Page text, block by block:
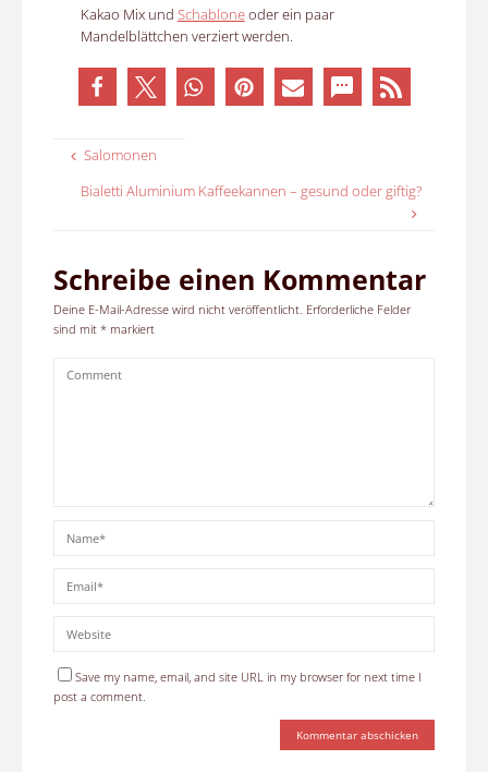
Kakao Mix und Schabloneoder ein paar
Mandelblättchen verziert werden.
Salomonen
Bialetti Aluminium Kaffeekannen – gesund oder giftig?
Schreibe einen Kommentar
Deine E-Mail-Adresse wird nicht veröffentlicht. Erforderliche Felder
sind mit *markiert
Save my name, email, and site URL in my browser for next time I
post a comment.